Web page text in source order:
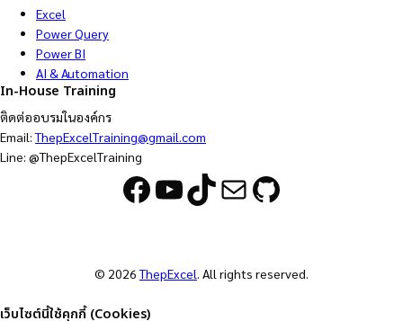
Excel
Power Query
Power BI
AI & Automation
In-House Training
ติดต่ออบรมในองค์กร
Email:ThepExcelTraining@gmail.com
Line: @ThepExcelTraining
Facebook YouTube TikTok Mail GitHub
© 2026ThepExcel. All rights reserved.
เว็บไซต์นี้ใช้คุกกี้ (Cookies)